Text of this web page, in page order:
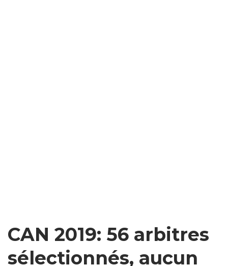
CAN 2019: 56 arbitres
sélectionnés, aucun